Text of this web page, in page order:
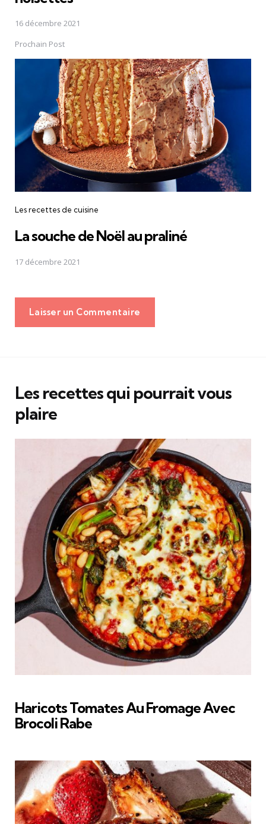
16 décembre 2021
Prochain Post
Les recettes de cuisine
La souche de Noël au praliné
17 décembre 2021
Laisser un Commentaire
Les recettes qui pourrait vous
plaire
Haricots Tomates Au Fromage Avec
Brocoli Rabe